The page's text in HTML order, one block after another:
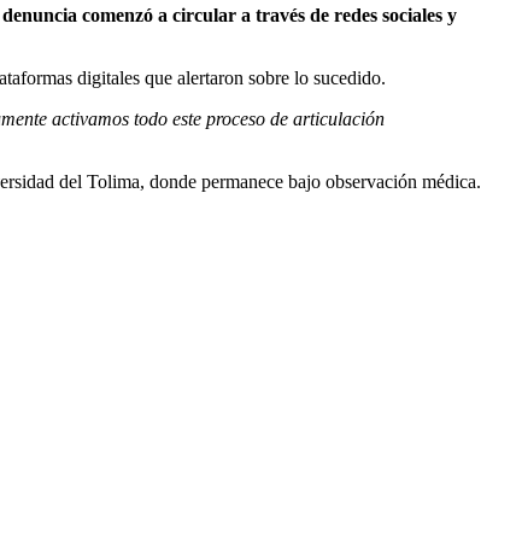
comenzó a circular a través de redes sociales y
digitales que alertaron sobre lo sucedido.
activamos todo este proceso de articulación
del Tolima, donde permanece bajo observación médica.